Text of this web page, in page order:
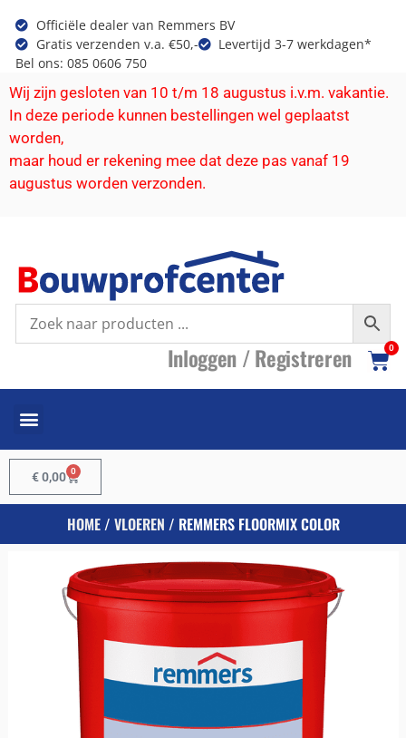
Officiële dealer van Remmers BV
Gratis verzenden v.a. €50,-
Levertijd 3-7 werkdagen*
Bel ons: 085 0606 750
Wij zijn gesloten van 10 t/m 18 augustus i.v.m. vakantie.
In deze periode kunnen bestellingen wel geplaatst
worden,
maar houd er rekening mee dat deze pas vanaf 19
augustus worden verzonden.
Inloggen /Registreren 0
€0,00 0
HOME/ VLOEREN / REMMERS FLOORMIX COLOR